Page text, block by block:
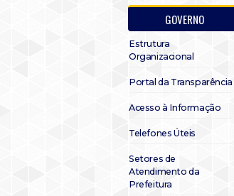
GOVERNO
Estrutura
Organizacional
Portal da Transparência
Acesso à Informação
Telefones Úteis
Setores de
Atendimento da
Prefeitura